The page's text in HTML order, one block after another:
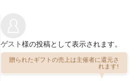
ゲスト様の投稿として表示されます。
贈られたギフトの売上は主催者に還元さ
れます!